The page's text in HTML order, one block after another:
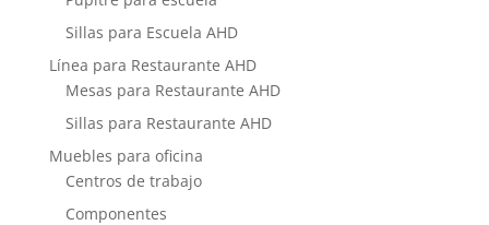
Sillas para Escuela AHD
Línea para Restaurante AHD
Mesas para Restaurante AHD
Sillas para Restaurante AHD
Muebles para oficina
Centros de trabajo
Componentes